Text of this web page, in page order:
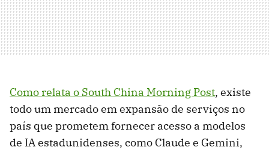
Como relata o South China Morning Post, existe
todo um mercado em expansão de serviços no
país que prometem fornecer acesso a modelos
de IA estadunidenses, como Claude e Gemini,